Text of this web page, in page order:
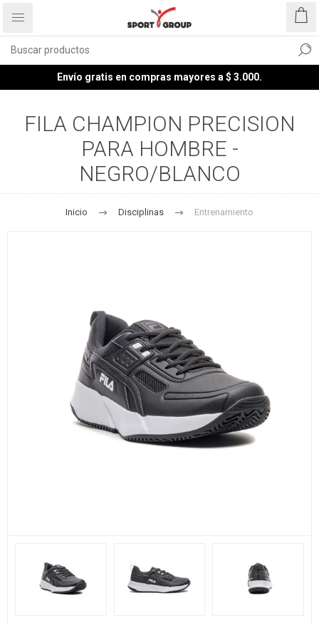
Envío gratis en compras mayores a $ 3.000.
FILA CHAMPION PRECISION
PARA HOMBRE -
NEGRO/BLANCO
Inicio Disciplinas Entrenamiento